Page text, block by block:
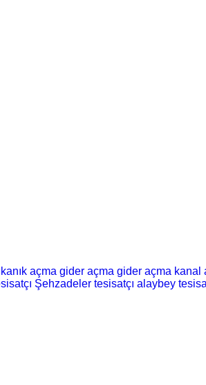
açma gider açma gider açma kanal
Şehzadeler tesisatçı alaybey